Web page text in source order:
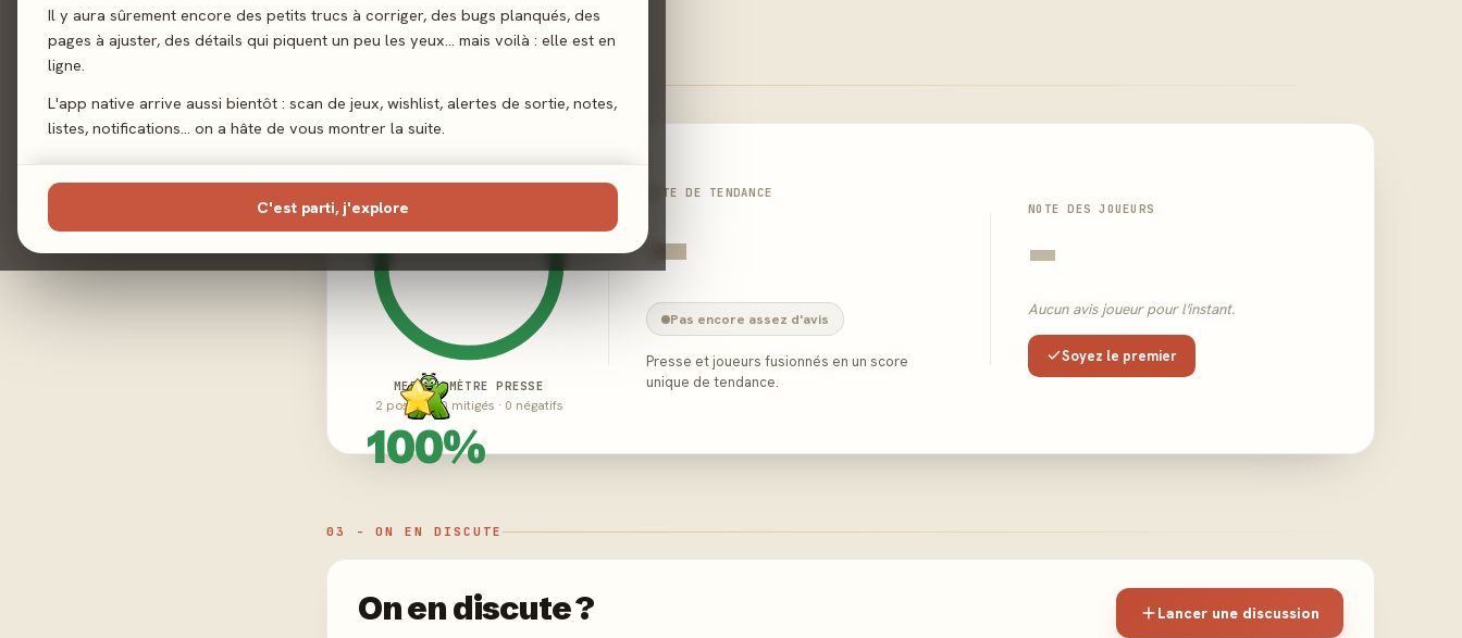
Il y aura sûrement encore des petits trucs à corriger, des bugs planqués, des
pages à ajuster, des détails qui piquent un peu les yeux… mais voilà : elle est en
ligne.
L'app native arrive aussi bientôt : scan de jeux, wishlist, alertes de sortie, notes,
listes, notifications… on a hâte de vous montrer la suite.
C'est parti, j'explore
100%
MEEPLE-MÈTRE PRESSE
2 positifs · 0 mitigés · 0 négatifs
NOTE DE TENDANCE
-
Pas encore assez d'avis
Presse et joueurs fusionnés en un score
unique de tendance.
NOTE DES JOUEURS
-
Aucun avis joueur pour l'instant.
Soyez le premier
03 - ON EN DISCUTE
On en discute ? Lancer une discussion